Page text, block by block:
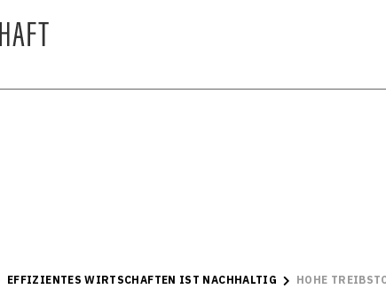
EFFIZIENTES WIRTSCHAFTEN IST NACHHALTIG HOHE